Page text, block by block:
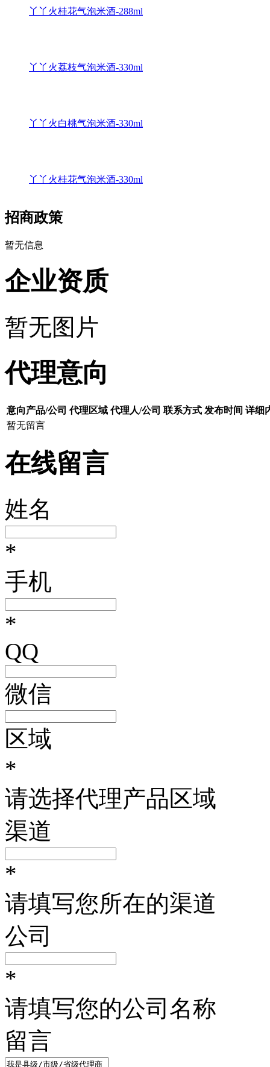
丫丫火桂花气泡米酒-288ml
丫丫火荔枝气泡米酒-330ml
丫丫火白桃气泡米酒-330ml
丫丫火桂花气泡米酒-330ml
招商政策
暂无信息
企业资质
暂无图片
代理意向
意向产品/公司 代理区域 代理人/公司 联系方式 发布时间 详细
暂无留言
在线留言
姓名
*
手机
*
QQ
微信
区域
*
请选择代理产品区域
渠道
*
请填写您所在的渠道
公司
*
请填写您的公司名称
留言